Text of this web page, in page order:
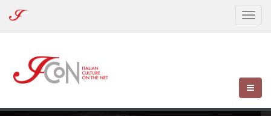
ICoN
On
the
Net